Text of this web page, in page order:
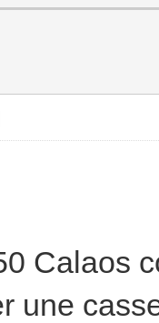
Calaos
une